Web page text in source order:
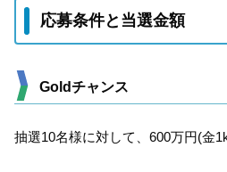
応募条件と当選金額
Goldチャンス
抽選10名様に対して、600万円(金